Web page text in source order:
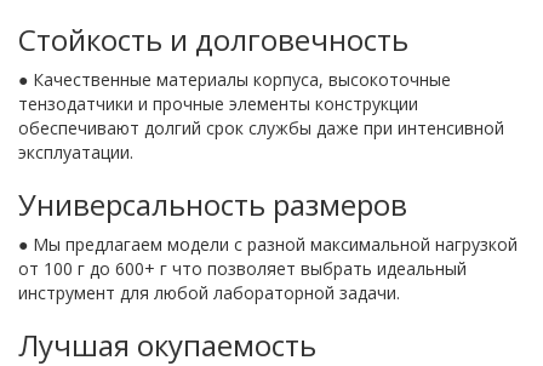
Стойкость и долговечность
● Качественные материалы корпуса, высокоточные
тензодатчики и прочные элементы конструкции
обеспечивают долгий срок службы даже при интенсивной
эксплуатации.
Универсальность размеров
● Мы предлагаем модели с разной максимальной нагрузкой
от 100 г до 600+ г что позволяет выбрать идеальный
инструмент для любой лабораторной задачи.
Лучшая окупаемость